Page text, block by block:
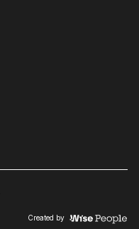
Created by